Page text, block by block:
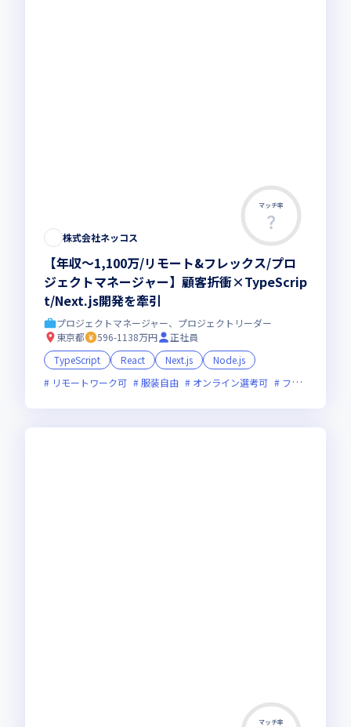
マッチ率
株式会社ネッコス
【年収〜1,100万/リモート&フレックス/プロ
ジェクトマネージャー】顧客折衝×TypeScrip
t/Next.js開発を牽引
プロジェクトマネージャー、プロジェクトリーダー
東京都
596-1138万円
正社員
TypeScript
React Next.js
Node.js
リモートワーク可
服装自由 オンライン選考可 フレックス制度あり
マッチ率